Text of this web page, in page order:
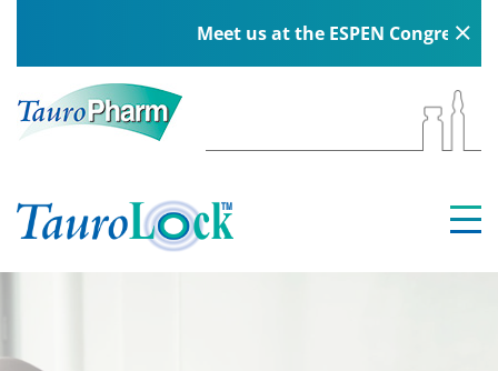
Meet us at the ESPEN Congress in